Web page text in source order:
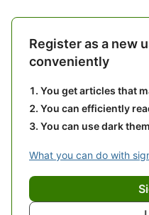
Register as a new
conveniently
You get articles that
You can efficiently
You can use dark
What you can do with